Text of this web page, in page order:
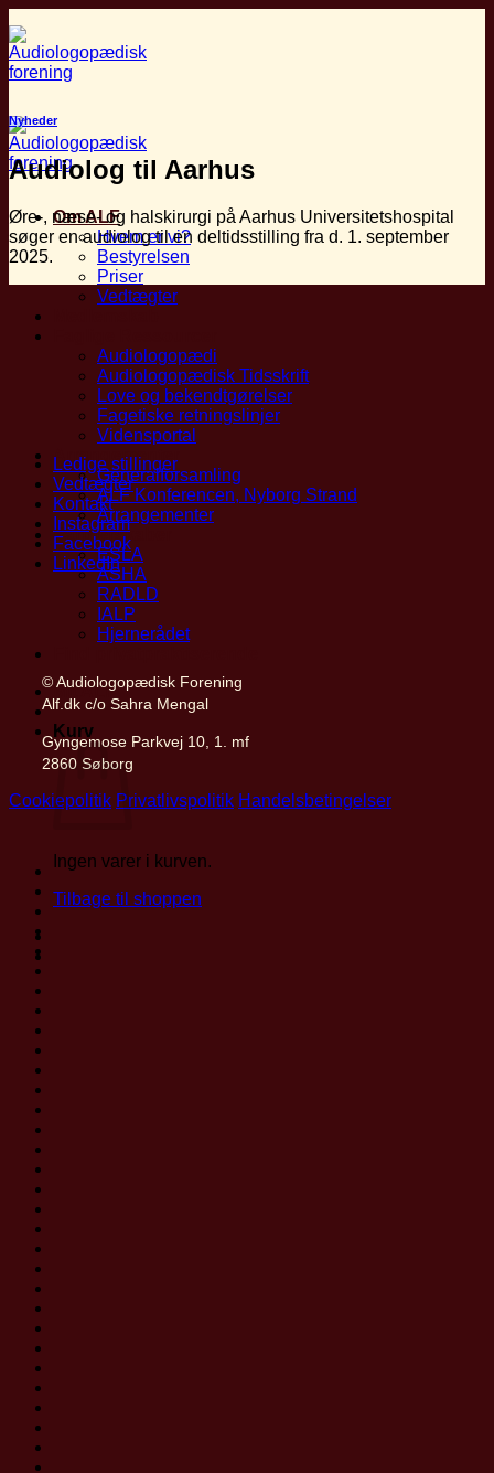
til
indhold
Om ALF
Hvem er vi?
Bestyrelsen
Priser
Vedtægter
Audiologopædi
Audiologopædisk Tidsskrift
Love og bekendtgørelser
Fagetiske retningslinjer
Vidensportal
Arrangementer
Generalforsamling
ALF Konferencen, Nyborg Strand
Arrangementer
Partnerskaber
ESLA
ASHA
RADLD
IALP
Hjernerådet
Mit ALF
Kurv
Ingen varer i kurven.
Tilbage til shoppen
Nyheder
Audiolog til Aarhus
Øre-, næse- og halskirurgi på Aarhus Universitetshospital
søger en audiolog til en deltidsstilling fra d. 1. september
2025.
Ledige stillinger
Vedtægter
Kontakt
Instagram
Facebook
LinkedIn
© Audiologopædisk Forening
Alf.dk c/o Sahra Mengal
Gyngemose Parkvej 10, 1. mf
2860 Søborg
Cookiepolitik Privatlivspolitik Handelsbetingelser